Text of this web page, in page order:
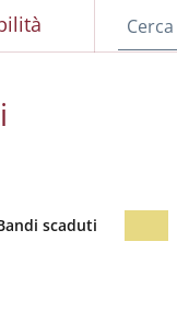
scaduti